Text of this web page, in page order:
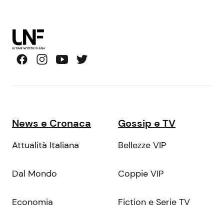
News e Cronaca
Attualità Italiana
Dal Mondo
Economia
Gossip e TV
Bellezze VIP
Coppie VIP
Fiction e Serie TV